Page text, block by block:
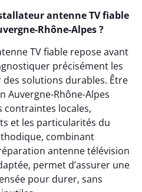
antenne TV fiable
Rhône-Alpes ?
TV fiable repose avant
précisément les
solutions durables. Être
Auvergne-Rhône-Alpes
contraintes locales,
et les particularités du
combinant
antenne télévision
permet d’assurer une
pour durer, sans